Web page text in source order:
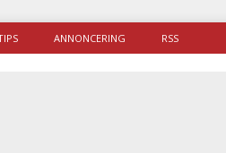
ANNONCERING RSS